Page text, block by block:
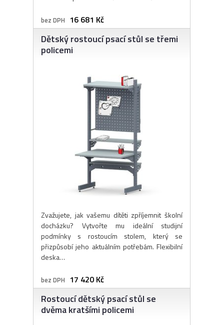
bez DPH 16 681 Kč
Dětský rostoucí psací stůl se třemi
policemi
Zvažujete, jak vašemu dítěti zpříjemnit školní
docházku? Vytvořte mu ideální studijní
podmínky s rostoucím stolem, který se
přizpůsobí jeho aktuálním potřebám. Flexibilní
deska…
bez DPH 17 420 Kč
Rostoucí dětský psací stůl se
dvěma kratšími policemi